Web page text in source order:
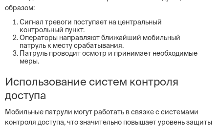
образом:
Сигнал тревоги поступает на центральный
контрольный пункт.
Операторы направляют ближайший мобильный
патруль к месту срабатывания.
Патруль проводит осмотр и принимает необходимые
меры.
Использование систем контроля
доступа
Мобильные патрули могут работать в связке с системами
контроля доступа, что значительно повышает уровень защиты